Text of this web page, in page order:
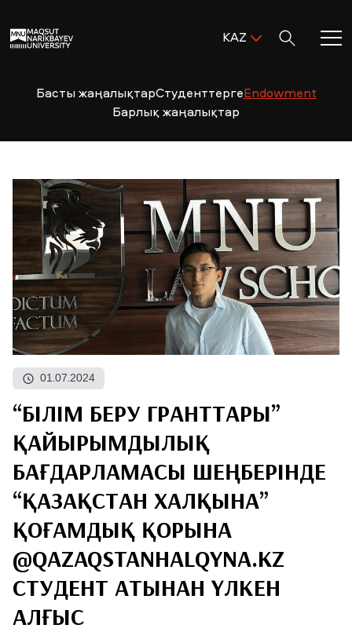
KAZ
KAZ
RUS
Басты бет
MNU-ге қош келдіңіз!
Академиялық өмір
Зерттеу және ғылым
Оқуға қабылдау және қолдау
MNU тынысы
ЖАҢАЛЫҚТАР
ТҮЛЕКТЕР ENDOWMENT
ENG KAZ RUS
Басты жаңалықтарСтуденттерге Endowment
Барлық жаңалықтар
01.07.2024
“БІЛІМ БЕРУ ГРАНТТАРЫ”
ҚАЙЫРЫМДЫЛЫҚ
БАҒДАРЛАМАСЫ ШЕҢБЕРІНДЕ
“ҚАЗАҚСТАН ХАЛҚЫНА”
ҚОҒАМДЫҚ ҚОРЫНА
@QAZAQSTANHALQYNA.KZ
СТУДЕНТ АТЫНАН ҮЛКЕН
АЛҒЫС